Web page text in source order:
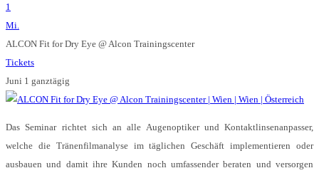
1
Mi.
ALCON Fit for Dry Eye @ Alcon Trainingscenter
Tickets
Juni 1 ganztägig
Das Seminar richtet sich an alle Augenoptiker und Kontaktlinsenanpasser,
welche die Tränenfilmanalyse im täglichen Geschäft implementieren oder
ausbauen und damit ihre Kunden noch umfassender beraten und versorgen